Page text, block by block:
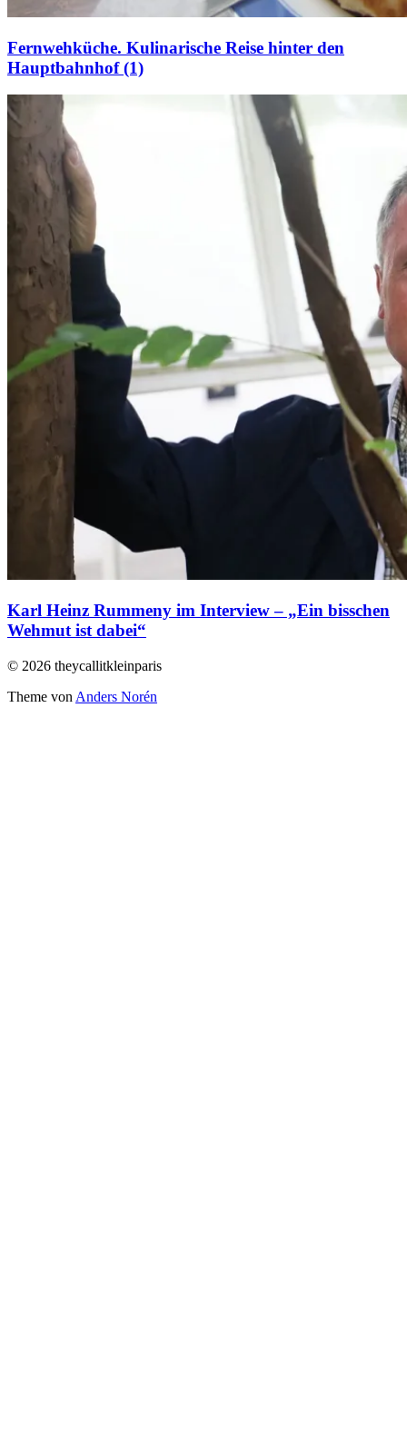
Fernwehküche. Kulinarische Reise hinter den
Hauptbahnhof (1)
Karl Heinz Rummeny im Interview – „Ein bisschen
Wehmut ist dabei“
© 2026 theycallitkleinparis
Theme von Anders Norén